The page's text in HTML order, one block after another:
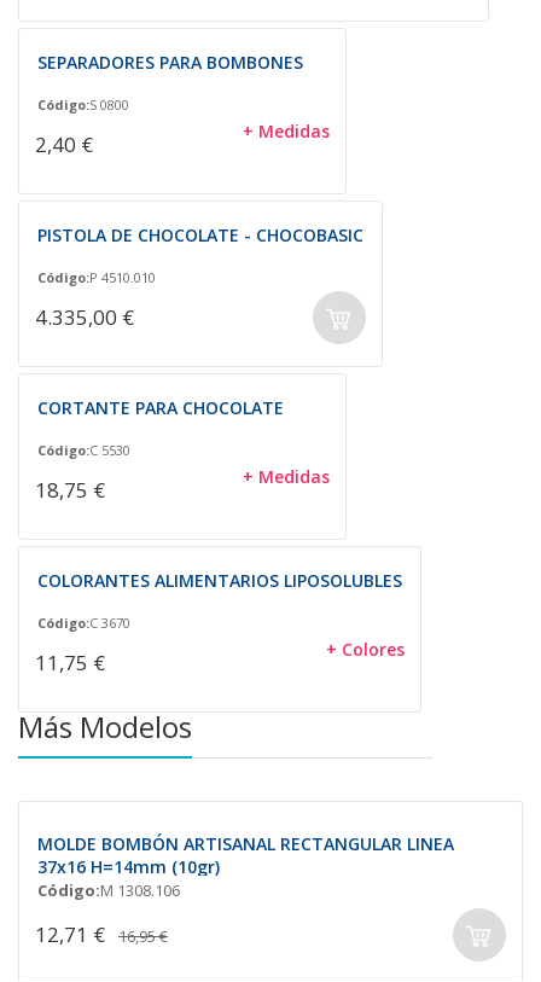
SEPARADORES PARA BOMBONES
Código:S 0800
2,40 € + Medidas
PISTOLA DE CHOCOLATE - CHOCOBASIC
Código:P 4510.010
4.335,00 €
CORTANTE PARA CHOCOLATE
Código:C 5530
18,75 € + Medidas
COLORANTES ALIMENTARIOS LIPOSOLUBLES
Código:C 3670
11,75 € + Colores
Más Modelos
MOLDE BOMBÓN ARTISANAL RECTANGULAR LINEA
37x16 H=14mm (10gr)
Código:M 1308.106
12,71 € 16,95 €